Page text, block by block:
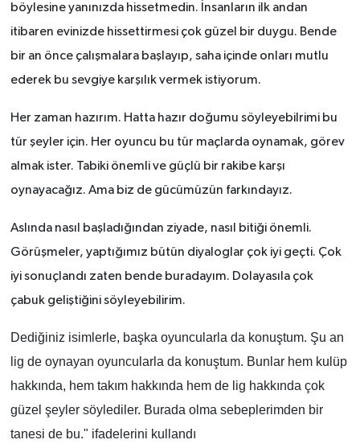
böylesine yanınızda hissetmedin. İnsanların ilk andan
itibaren evinizde hissettirmesi çok güzel bir duygu. Bende
bir an önce çalışmalara başlayıp, saha içinde onları mutlu
ederek bu sevgiye karşılık vermek istiyorum.
Her zaman hazırım. Hatta hazır doğumu söyleyebilrimi bu
tür şeyler için. Her oyuncu bu tür maçlarda oynamak, görev
almak ister. Tabiki önemli ve güçlü bir rakibe karşı
oynayacağız. Ama biz de gücümüzün farkındayız.
Aslında nasıl başladığından ziyade, nasıl bitiği önemli.
Görüşmeler, yaptığımız bütün diyaloglar çok iyi geçti. Çok
iyi sonuçlandı zaten bende buradayım. Dolayasıla çok
çabuk geliştiğini söyleyebilirim.
Dediğiniz isimlerle, başka oyuncularla da konuştum. Şu an
lig de oynayan oyuncularla da konuştum. Bunlar hem kulüp
hakkında, hem takım hakkında hem de lig hakkında çok
güzel şeyler söylediler. Burada olma sebeplerimden bir
tanesi de bu." ifadelerini kullandı